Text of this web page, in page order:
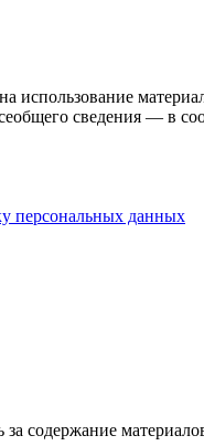
использование
сведения — в
персональных данных
за содержание